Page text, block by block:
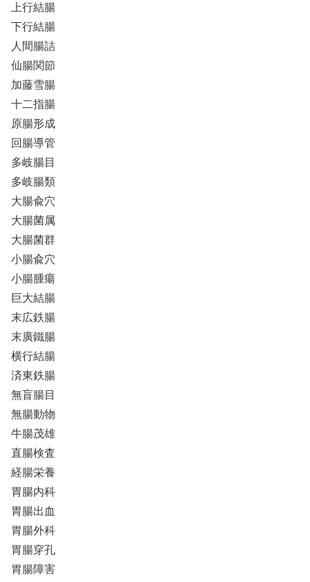
上行結腸
下行結腸
人間腸詰
仙腸関節
加藤雪腸
十二指腸
原腸形成
回腸導管
多岐腸目
多岐腸類
大腸兪穴
大腸菌属
大腸菌群
小腸兪穴
小腸腫瘍
巨大結腸
末広鉄腸
末廣鐵腸
横行結腸
済東鉄腸
無盲腸目
無腸動物
牛腸茂雄
直腸検査
経腸栄養
胃腸内科
胃腸出血
胃腸外科
胃腸穿孔
胃腸障害